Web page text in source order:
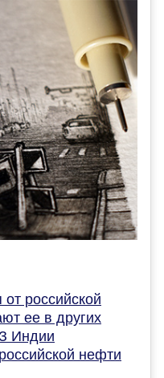
российской
ее в других
Индии
нефти